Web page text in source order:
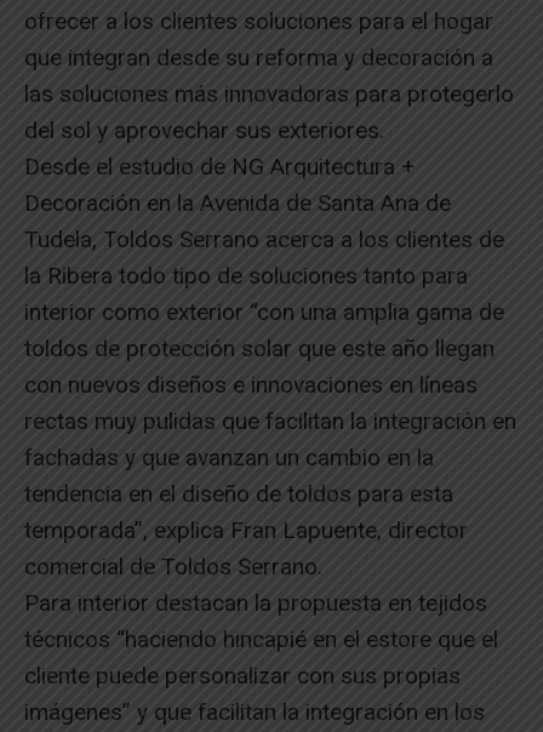
ofrecer a los clientes soluciones para el hogar
que integran desde su reforma y decoración a
las soluciones más innovadoras para protegerlo
del sol y aprovechar sus exteriores.
Desde el estudio de NG Arquitectura +
Decoración en la Avenida de Santa Ana de
Tudela, Toldos Serrano acerca a los clientes de
la Ribera todo tipo de soluciones tanto para
interior como exterior “con una amplia gama de
toldos de protección solar que este año llegan
con nuevos diseños e innovaciones en líneas
rectas muy pulidas que facilitan la integración en
fachadas y que avanzan un cambio en la
tendencia en el diseño de toldos para esta
temporada”, explica Fran Lapuente, director
comercial de Toldos Serrano.
Para interior destacan la propuesta en tejidos
técnicos “haciendo hincapié en el estore que el
cliente puede personalizar con sus propias
imágenes” y que facilitan la integración en los